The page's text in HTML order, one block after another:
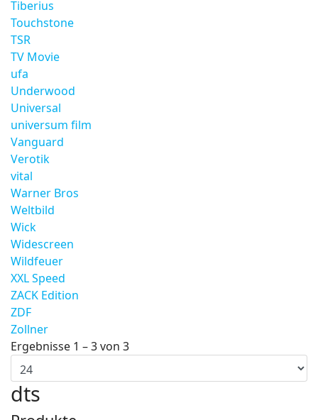
Tiberius
Touchstone
TSR
TV Movie
ufa
Underwood
Universal
universum film
Vanguard
Verotik
vital
Warner Bros
Weltbild
Wick
Widescreen
Wildfeuer
XXL Speed
ZACK Edition
ZDF
Zollner
Ergebnisse 1 – 3 von 3
dts